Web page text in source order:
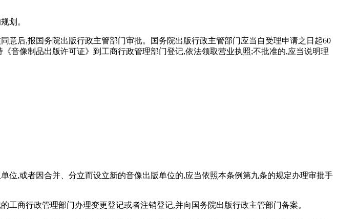
划。
后,报国务院出版行政主管部门审批。国务院出版行政主管部门应当自受理申请之日起60
音像制品出版许可证》到工商行政管理部门登记,依法领取营业执照;不批准的,应当说明理
,或者因合并、分立而设立新的音像出版单位的,应当依照本条例第九条的规定办理审批手
商行政管理部门办理变更登记或者注销登记,并向国务院出版行政主管部门备案。